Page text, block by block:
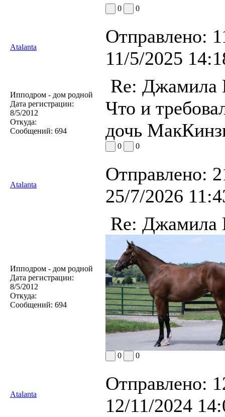
0 0
Atalanta
Отправлено:
11/5/2025
Ипподром - дом родной
Дата регистрации:
8/5/2012
Откуда:
Сообщений: 694
Re:
Что и
дочь
0 0
Atalanta
Отправлено:
25/7/2026
Ипподром - дом родной
Дата регистрации:
8/5/2012
Откуда:
Сообщений: 694
Re:
0 0
Atalanta
Отправлено:
12/11/2024